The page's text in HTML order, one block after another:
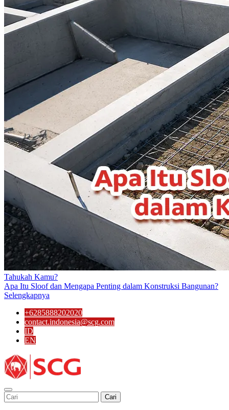
Tahukah Kamu?
Apa Itu Sloof dan Mengapa Penting dalam Konstruksi Bangunan?
Selengkapnya
+6285888202020
contact.indonesia@scg.com
ID
EN
Cari